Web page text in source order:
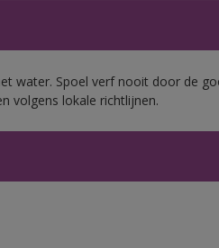
water. Spoel verf nooit door de
volgens lokale richtlijnen.